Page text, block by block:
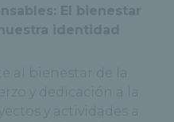
El bienestar
identidad
al bienestar de la
y dedicación a la
y actividades a